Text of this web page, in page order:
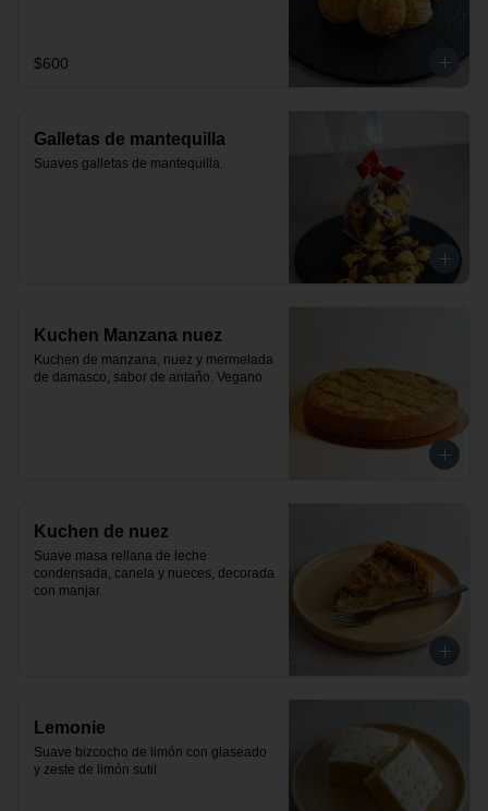
$600
Galletas de mantequilla
Suaves galletas de mantequilla.
Kuchen Manzana nuez
Kuchen de manzana, nuez y mermelada
de damasco, sabor de antaño. Vegano
Kuchen de nuez
Suave masa rellana de leche
condensada, canela y nueces, decorada
con manjar.
Lemonie
Suave bizcocho de limón con glaseado
y zeste de limón sutil